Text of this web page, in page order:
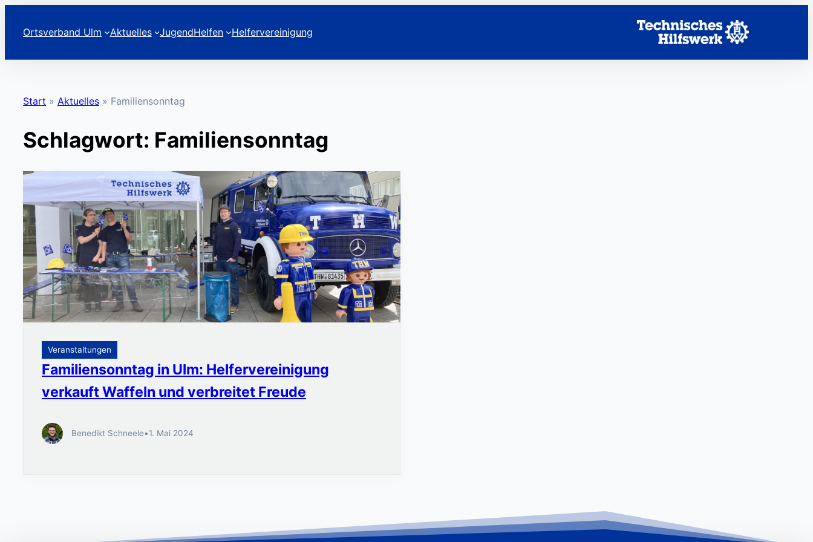
InhaltOrtsverband Ulm Aktuelles JugendHelfen Helfervereinigung
Start » Aktuelles » Familiensonntag
Schlagwort: Familiensonntag
Veranstaltungen
Familiensonntag in Ulm: Helfervereinigung
verkauft Waffeln und verbreitet Freude
Benedikt Schneele•1. Mai 2024